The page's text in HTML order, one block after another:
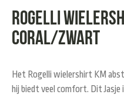
Rogelli
coral/zwart
Het Rogelli wielershirt KM
hij biedt veel comfort. Dit